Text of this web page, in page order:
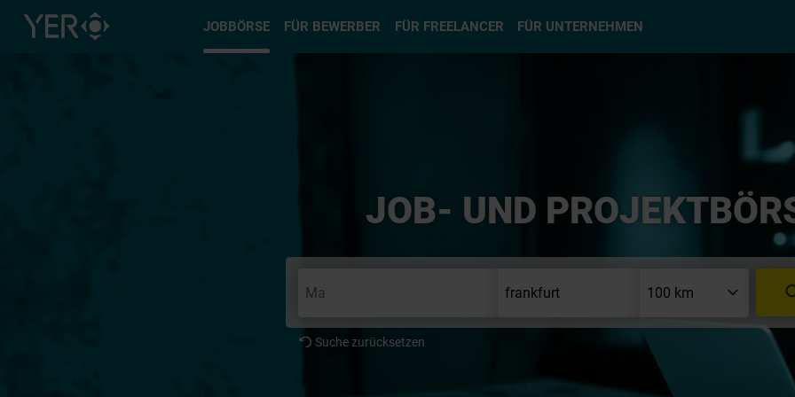
JOBBÖRSE FÜR BEWERBER FÜR FREELANCER FÜR UNTERNEHMEN
Typ auswählen
JOB- UND
Suche zurücksetzen